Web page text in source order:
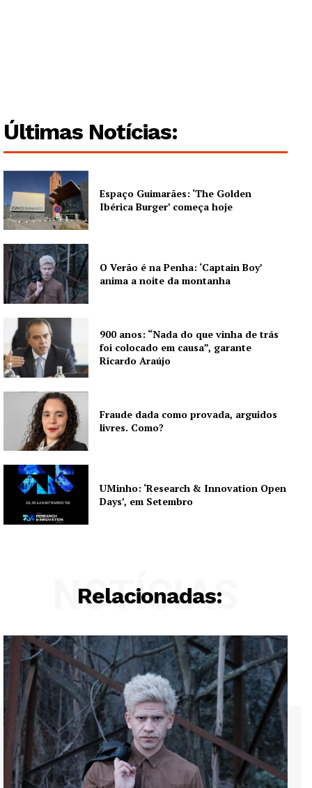
Institucional
Artigos
Edição Digital
Europa
Grande Entrevista
Publicidade
Quero ser Assinante
Últimas Notícias:
Espaço Guimarães: ‘The Golden
Ibérica Burger’ começa hoje
O Verão é na Penha: ‘Captain Boy’
anima a noite da montanha
900 anos: “Nada do que vinha de trás
foi colocado em causa”, garante
Ricardo Araújo
Fraude dada como provada, arguidos
livres. Como?
UMinho: ‘Research & Innovation Open
Days’, em Setembro
Relacionadas:
NOTÍCIAS